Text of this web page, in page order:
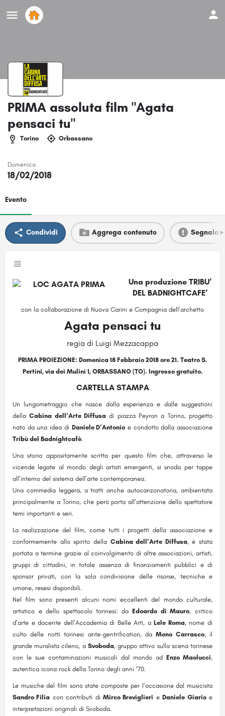
PRIMA assoluta film "Agata
pensaci tu"
Torino Orbassano
Domenica
18/02/2018
Evento
Condividi Aggrega contenuto Segnala
Una produzione TRIBU’
DEL BADNIGHTCAFE’
con la collaborazione di Nuova Carini e Compagnia dell’archetto
Agata pensaci tu
regia di Luigi Mezzacappa
PRIMA PROIEZIONE: Domenica 18 Febbraio 2018 ore 21. Teatro S.
Pertini, via dei Mulini 1, ORBASSANO (TO). Ingresso gratuito.
CARTELLA STAMPA
Un lungometraggio che nasce dalla esperienza e dalle suggestioni
dellaCabina dell’Arte Diffusa di piazza Peyron a Torino, progetto
nato da una idea di Daniele D’Antonio e condotto dalla associazione
Tribù del Badnightcafè.
Una storia appositamente scritta per questo film che, attraverso le
vicende legate al mondo degli artisti emergenti, si snoda per tappe
all’interno del sistema dell’arte contemporanea.
Una commedia leggera, a tratti anche autocanzonatoria, ambientata
principalmente a Torino, che però porta all’attenzione dello spettatore
temi importanti e seri.
La realizzazione del film, come tutti i progetti della associazione e
conformemente allo spirito della Cabina dell’Arte Diffusa, è stata
portata a termine grazie al coinvolgimento di altre associazioni, artisti,
gruppi di cittadini, in totale assenza di finanziamenti pubblici e di
sponsor privati, con la sola condivisione delle risorse, tecniche e
umane, resesi disponibili.
Nel film sono presenti alcuni nomi eccellenti del mondo culturale,
artistico e dello spettacolo torinesi: daEdoardo di Mauro, critico
d’arte e docente dell’Accademia di Belle Arti, aLele Roma, nome di
culto delle notti torinesi ante-gentrification, daMono Carrasco, il
grande muralista cileno, a Svoboda, gruppo attivo sulla scena torinese
con le sue contaminazioni musicali dal mondo ad Enzo Maolucci,
autentica icona rock della Torino degli anni ‘70.
Le musiche del film sono state composte per l’occasione dal musicista
Sandro Filia con contributi diMirco Breviglieri eDaniele Giarioe
interpretazioni originali di Svoboda.